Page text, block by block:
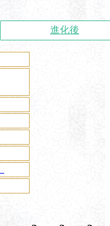
進化後